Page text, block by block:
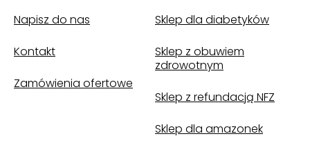
Napisz do nas
Kontakt
Zamówienia ofertowe
Sklep dla diabetyków
(otwiera się w nowym oknie)
Sklep z obuwiem
zdrowotnym
(otwiera się w nowym oknie)
Sklep z refundacją NFZ
(otwiera się w nowym oknie)
Sklep dla amazonek
(otwiera się w nowym oknie)